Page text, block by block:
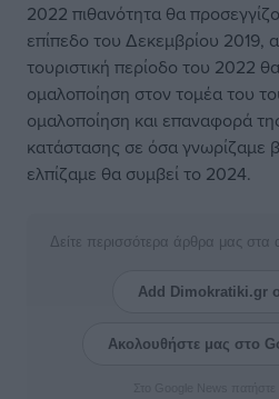
2022 πιθανότητα θα
επίπεδο του Δεκεμβρίου 2019,
τουριστική περίοδο του 2022
ομαλοποίηση στον τομέα του
ομαλοποίηση και επαναφορά
κατάστασης σε όσα γνωρίζαμε
ελπίζαμε θα συμβεί το 2024.
Δείτε περισσότερα άρθρα μας
Add Dimokratiki.gr
Ακολουθήστε μας στο